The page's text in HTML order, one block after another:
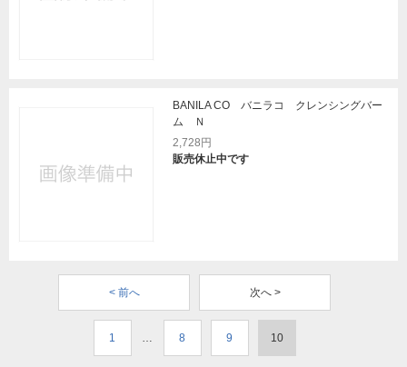
BANILA CO バニラコ クレンシングバー
ム Ｎ
2,728円
販売休止中です
< 前へ 次へ >
1 … 8 9 10